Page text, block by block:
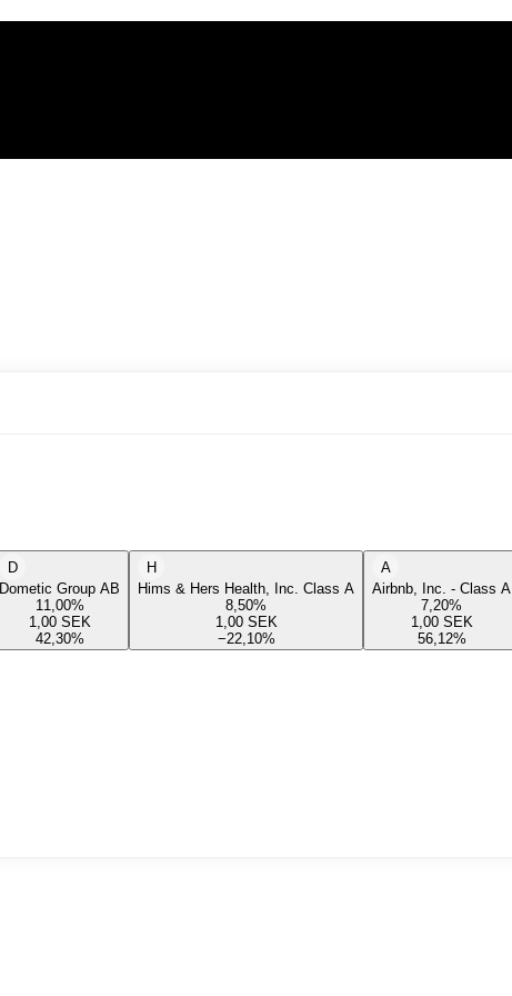
D
Dometic Group AB
11,00%
1,00 SEK
42,30%
H
Hims & Hers Health, Inc. Class A
8,50%
1,00 SEK
−22,10%
A
Airbnb, Inc. - Class A
7,20%
1,00 SEK
56,12%